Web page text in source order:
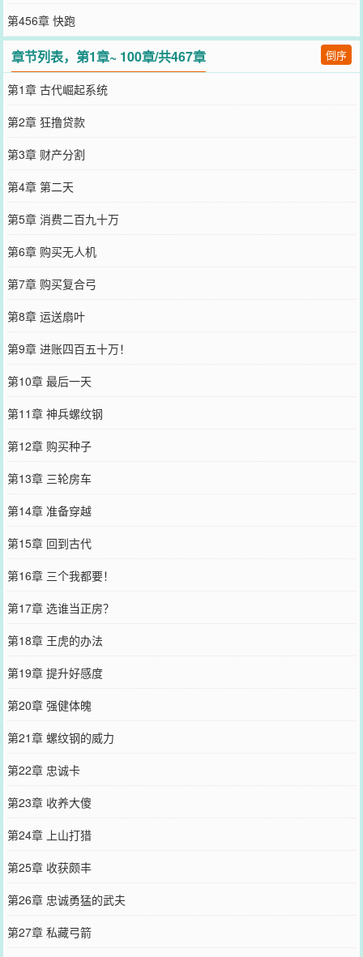
第456章 快跑
章节列表，第1章~ 100章/共467章 倒序
第1章 古代崛起系统
第2章 狂撸贷款
第3章 财产分割
第4章 第二天
第5章 消费二百九十万
第6章 购买无人机
第7章 购买复合弓
第8章 运送扇叶
第9章 进账四百五十万！
第10章 最后一天
第11章 神兵螺纹钢
第12章 购买种子
第13章 三轮房车
第14章 准备穿越
第15章 回到古代
第16章 三个我都要！
第17章 选谁当正房？
第18章 王虎的办法
第19章 提升好感度
第20章 强健体魄
第21章 螺纹钢的威力
第22章 忠诚卡
第23章 收养大傻
第24章 上山打猎
第25章 收获颇丰
第26章 忠诚勇猛的武夫
第27章 私藏弓箭